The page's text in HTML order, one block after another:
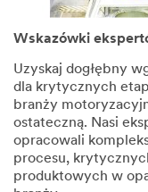
Wskazówki
Uzyskaj dogłębny
dla krytycznych
branży
ostateczną. Nasi
opracowali
procesu,
produktowych w